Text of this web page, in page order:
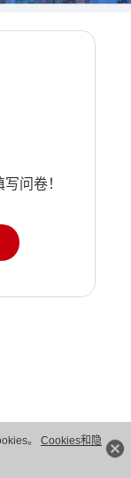
。 Cookies和隐
问卷！
。粤A2-20044005号